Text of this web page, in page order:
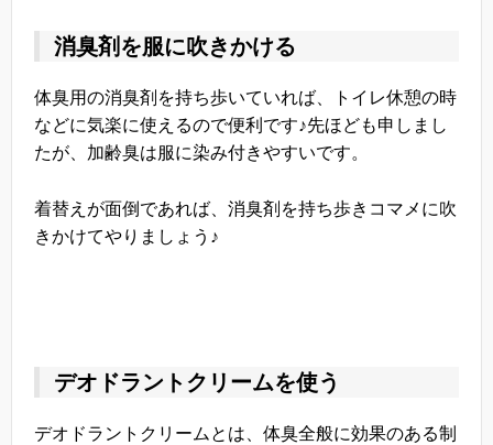
消臭剤を服に吹きかける
体臭用の消臭剤を持ち歩いていれば、トイレ休憩の時
などに気楽に使えるので便利です♪先ほども申しまし
たが、加齢臭は服に染み付きやすいです。
着替えが面倒であれば、消臭剤を持ち歩きコマメに吹
きかけてやりましょう♪
デオドラントクリームを使う
デオドラントクリームとは、体臭全般に効果のある制